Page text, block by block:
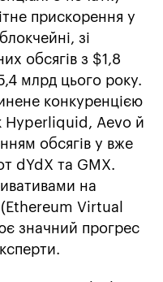
прискорення у
зі
обсягів з $1,8
млрд цього року.
конкуренцією
Hyperliquid, Aevo й
обсягів у вже
dYdX та GMX.
на
Virtual
значний прогрес